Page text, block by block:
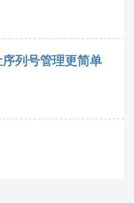
列号管理更简单